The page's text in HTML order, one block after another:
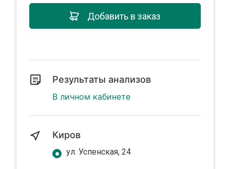
Добавить в заказ
Результаты анализов
В личном кабинете
Киров
ул. Успенская, 24